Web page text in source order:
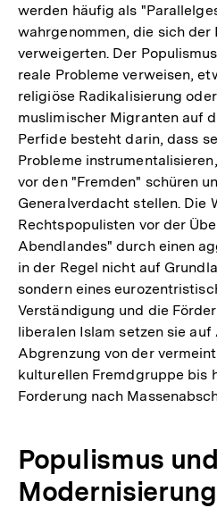
werden häufig als
wahrgenommen, die sich der
verweigerten. Der
reale Probleme verweisen,
religiöse Radikalisierung
muslimischer Migranten auf
Perfide besteht darin, dass
Probleme
vor den "Fremden" schüren
Generalverdacht stellen. Die
Rechtspopulisten vor der
Abendlandes" durch einen
in der Regel nicht auf
sondern eines
Verständigung und die
liberalen Islam setzen sie
Abgrenzung von der
kulturellen Fremdgruppe bis
Forderung nach
Populismus und
Modernisierung